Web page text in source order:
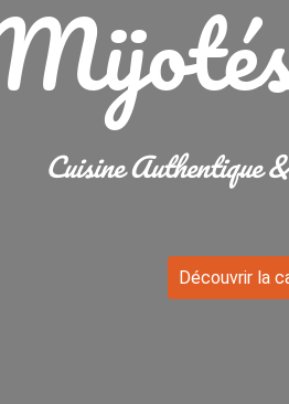
Cuisine Authentique
Découvrir la